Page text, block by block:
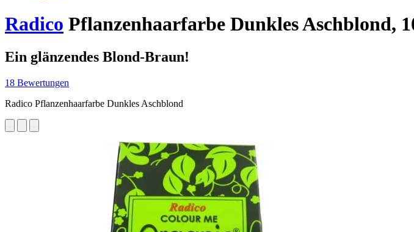
Radico Pflanzenhaarfarbe Dunkles Aschblond,
Ein glänzendes Blond-Braun!
18 Bewertungen
Radico Pflanzenhaarfarbe Dunkles Aschblond